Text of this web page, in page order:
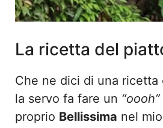
La ricetta del
Che ne dici di una
la servo fa fare un “oooh”
proprio Bellissima nel